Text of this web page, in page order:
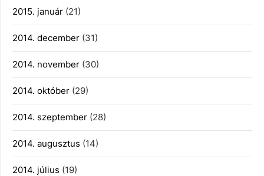
2015. január (21)
2014. december (31)
2014. november (30)
2014. október (29)
2014. szeptember (28)
2014. augusztus (14)
2014. július (19)